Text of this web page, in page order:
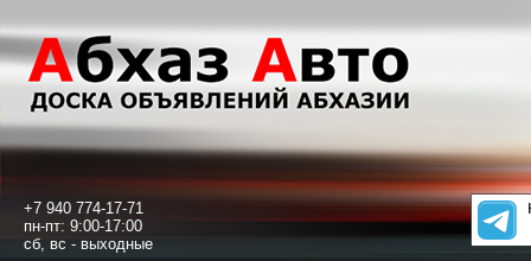
+7 940 774-17-71
пн-пт: 9:00-17:00
сб, вс - выходные